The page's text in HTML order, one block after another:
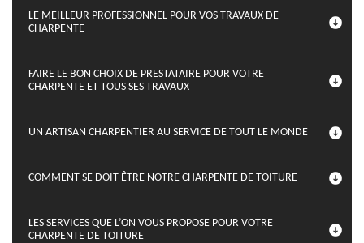
LE MEILLEUR PROFESSIONNEL POUR VOS TRAVAUX DE
CHARPENTE
FAIRE LE BON CHOIX DE PRESTATAIRE POUR VOTRE
CHARPENTE ET TOUS SES TRAVAUX
UN ARTISAN CHARPENTIER AU SERVICE DE TOUT LE MONDE
COMMENT SE DOIT ÊTRE NOTRE CHARPENTE DE TOITURE
LES SERVICES QUE L’ON VOUS PROPOSE POUR VOTRE
CHARPENTE DE TOITURE